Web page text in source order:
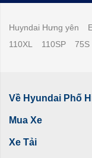
Huyndai Hưng yên
110XL
110SP 75S
Về Hyundai Phố
Mua Xe
Xe Tải